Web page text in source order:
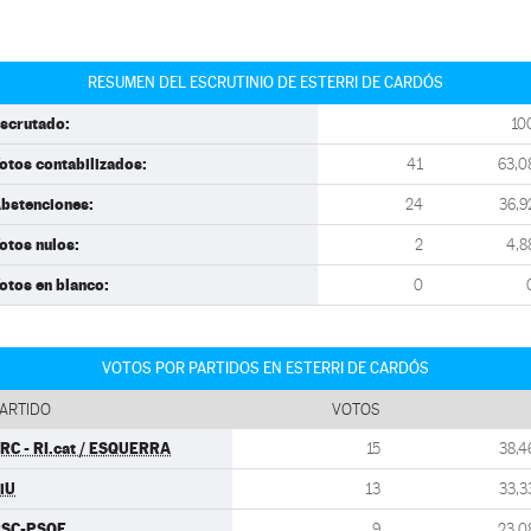
RESUMEN DEL ESCRUTINIO DE ESTERRI DE CARDÓS
contabilizados: 41
24
nulos: 2
en blanco: 0
VOTOS POR PARTIDOS EN ESTERRI DE CARDÓS
VOTOS
- RI.cat / ESQUERRA 15
13